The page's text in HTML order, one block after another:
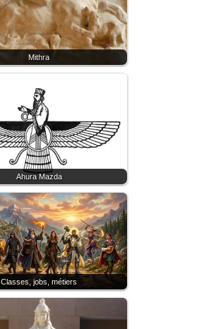
Mithra
Ahura Mazda
Classes, jobs, métiers